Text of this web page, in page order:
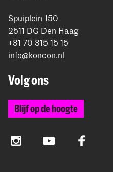
Spuiplein 150
2511 DG Den Haag
+31 70 315 15 15
info@koncon.nl
Volg ons
Blijf op de hoogte
InstagramYouTube Facebook